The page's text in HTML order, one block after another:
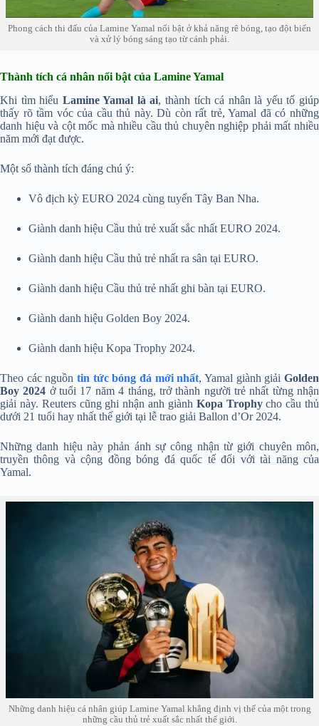
Phong cách thi đấu của Lamine Yamal nổi bật ở khả năng rê bóng, tạo đột biến
và xử lý bóng sáng tạo từ cánh phải.
Thành tích cá nhân nổi bật của Lamine Yamal
Khi tìm hiểu Lamine Yamal là ai, thành tích cá nhân là yếu tố giúp
thấy rõ tầm vóc của cầu thủ này. Dù còn rất trẻ, Yamal đã có những
danh hiệu và cột mốc mà nhiều cầu thủ chuyên nghiệp phải mất nhiều
năm mới đạt được.
Một số thành tích đáng chú ý:
Vô địch kỳ EURO 2024 cùng tuyển Tây Ban Nha.
Giành danh hiệu Cầu thủ trẻ xuất sắc nhất EURO 2024.
Giành danh hiệu Cầu thủ trẻ nhất ra sân tại EURO.
Giành danh hiệu Cầu thủ trẻ nhất ghi bàn tại EURO.
Giành danh hiệu Golden Boy 2024.
Giành danh hiệu Kopa Trophy 2024.
Theo các nguồn tin tức bóng đá mới nhất, Yamal giành giảiGolden
Boy 2024 ở tuổi 17 năm 4 tháng, trở thành người trẻ nhất từng nhận
giải này. Reuters cũng ghi nhận anh giành Kopa Trophycho cầu thủ
dưới 21 tuổi hay nhất thế giới tại lễ trao giải Ballon d’Or 2024.
Những danh hiệu này phản ánh sự công nhận từ giới chuyên môn,
truyền thông và cộng đồng bóng đá quốc tế đối với tài năng của
Yamal.
Những danh hiệu cá nhân giúp Lamine Yamal khẳng định vị thế của một trong
những cầu thủ trẻ xuất sắc nhất thế giới.